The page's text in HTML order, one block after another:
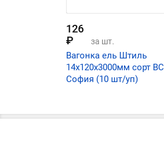
126
₽
за шт.
Вагонка ель Штиль
14х120х3000мм сорт ВС
София (10 шт/уп)